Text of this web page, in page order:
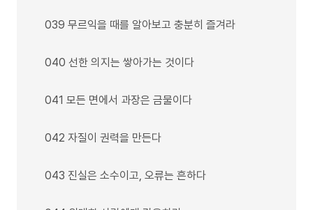
039 무르익을 때를 알아보고 충분히 즐겨라
040 선한 의지는 쌓아가는 것이다
041 모든 면에서 과장은 금물이다
042 자질이 권력을 만든다
043 진실은 소수이고, 오류는 흔하다